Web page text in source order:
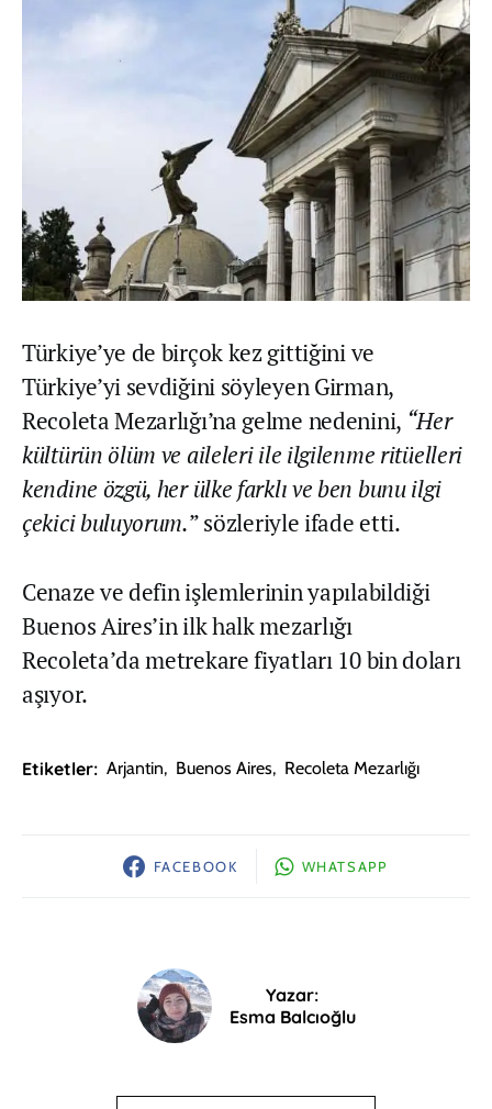
Türkiye’ye de birçok kez gittiğini ve
Türkiye’yi sevdiğini söyleyen Girman,
Recoleta Mezarlığı’na gelme nedenini, “Her
kültürün ölüm ve aileleri ile ilgilenme ritüelleri
kendine özgü, her ülke farklı ve ben bunu ilgi
çekici buluyorum.” sözleriyle ifade etti.
Cenaze ve defin işlemlerinin yapılabildiği
Buenos Aires’in ilk halk mezarlığı
Recoleta’da metrekare fiyatları 10 bin doları
aşıyor.
Etiketler: Arjantin, Buenos Aires, Recoleta Mezarlığı
FACEBOOK WHATSAPP
Yazar:
Esma Balcıoğlu